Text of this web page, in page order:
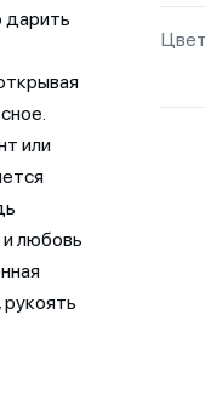
дарить
или
и любовь